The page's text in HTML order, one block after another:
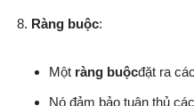
Ràng buộc:
Một ràng buộcđặt ra
Nó đảm bảo tuân thủ